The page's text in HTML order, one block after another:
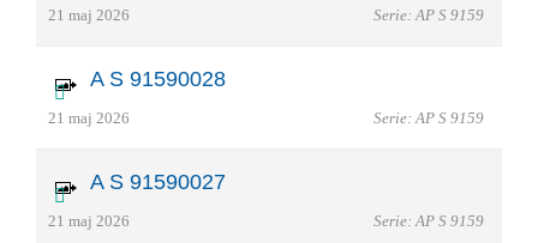
21 maj 2026 Serie: AP S 9159
A S 91590028
21 maj 2026 Serie: AP S 9159
A S 91590027
21 maj 2026 Serie: AP S 9159